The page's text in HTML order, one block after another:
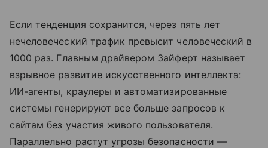
Если тенденция сохранится, через пять лет
нечеловеческий трафик превысит человеческий в
1000 раз. Главным драйвером Зайферт называет
взрывное развитие искусственного интеллекта:
ИИ-агенты, краулеры и автоматизированные
системы генерируют все больше запросов к
сайтам без участия живого пользователя.
Параллельно растут угрозы безопасности —